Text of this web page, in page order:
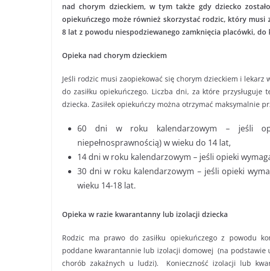
nad chorym dzieckiem, w tym także gdy dziecko
opiekuńczego może również skorzystać rodzic, który musi
8 lat z powodu niespodziewanego zamknięcia placówki, do
Opieka nad chorym dzieckiem
Jeśli rodzic musi zaopiekować się chorym dzieckiem i
do zasiłku opiekuńczego. Liczba dni, za które przysługuje
dziecka. Zasiłek opiekuńczy można otrzymać maksymalnie
60 dni w roku kalendarzowym – jeśli
niepełnosprawnością) w wieku do 14 lat,
14 dni w roku kalendarzowym – jeśli opieki
30 dni w roku kalendarzowym – jeśli opieki
wieku 14-18 lat.
Opieka w razie kwarantanny lub izolacji dziecka
Rodzic ma prawo do zasiłku opiekuńczego z powodu
poddane kwarantannie lub izolacji domowej (na podstawie
chorób zakaźnych u ludzi). Konieczność izolacji lub